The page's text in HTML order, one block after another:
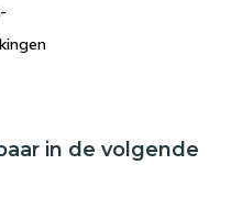
in de volgende